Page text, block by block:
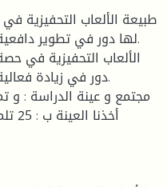
لها دور في تطوير
دور في زيادة